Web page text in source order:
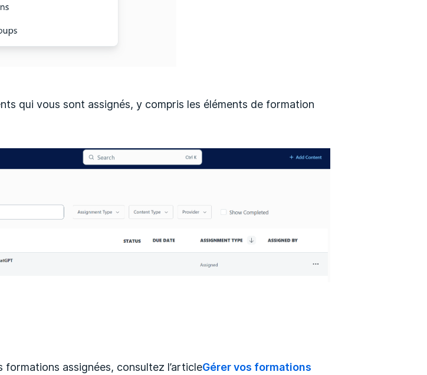
qui vous sont assignés, y compris les éléments de formation
formations assignées, consultez l’articleGérer vos formations